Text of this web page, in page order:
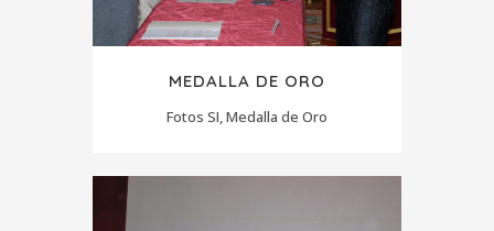
MEDALLA DE ORO
Fotos SI, Medalla de Oro